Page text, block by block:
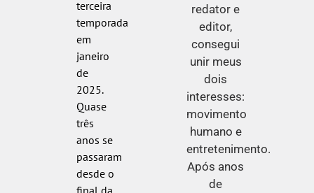
terceira
temporada
em
janeiro
de
2025.
Quase
três
anos se
passaram
desde o
redator e
editor,
consegui
unir meus
dois
interesses:
movimento
humano e
entretenimento.
Após anos
de